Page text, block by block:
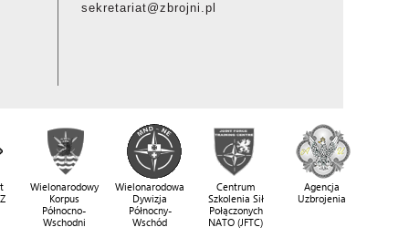
sekretariat@zbrojni.pl
Wielonarodowy
Korpus
Północno-
Wschodni
Wielonarodowa
Dywizja
Północny-
Wschód
Centrum
Szkolenia Sił
Połączonych
NATO (JFTC)
Agencja
Uzbrojenia